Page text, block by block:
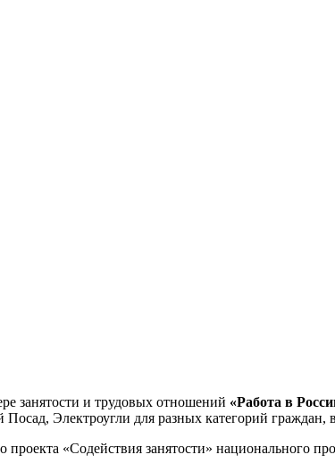
занятости и трудовых отношений «Работа в
Электроугли для разных категорий граждан,
«Содействия занятости» национального